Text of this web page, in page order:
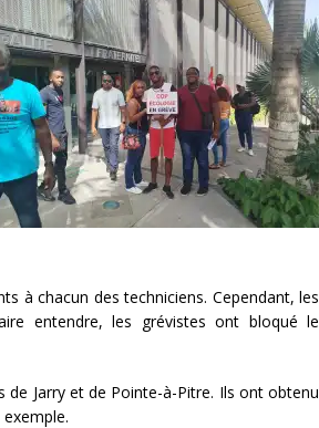
à chacun des techniciens. Cependant, les
entendre, les grévistes ont bloqué le
Jarry et de Pointe-à-Pitre. Ils ont obtenu